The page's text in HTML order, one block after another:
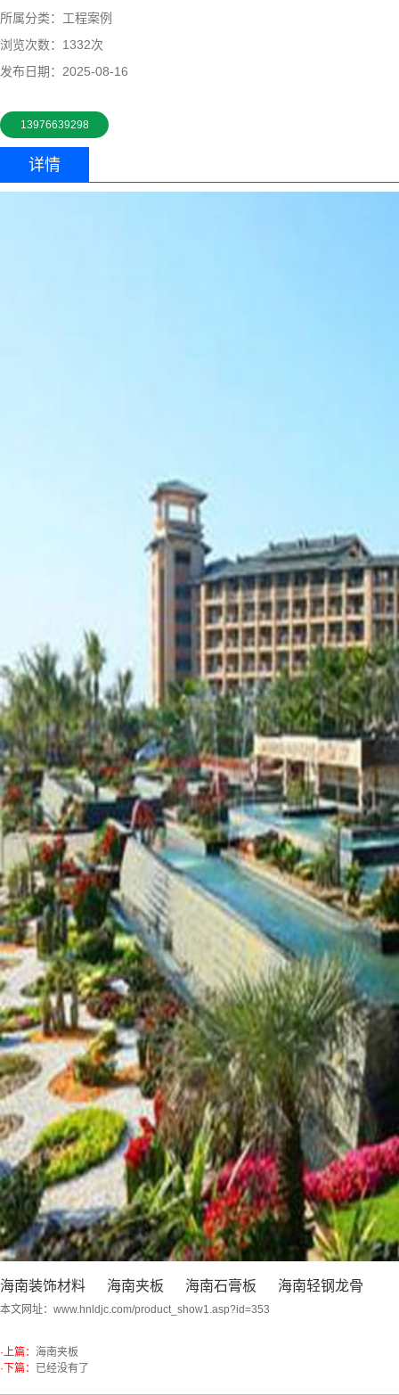
所属分类： 工程案例
浏览次数： 1332次
发布日期： 2025-08-16
13976639298
详情
海南装饰材料 海南夹板 海南石膏板 海南轻钢龙骨
本文网址： www.hnldjc.com/product_show1.asp?id=353
·上篇： 海南夹板
·下篇： 已经没有了